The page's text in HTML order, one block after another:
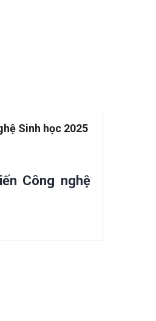
Sinh học 2025
Công nghệ